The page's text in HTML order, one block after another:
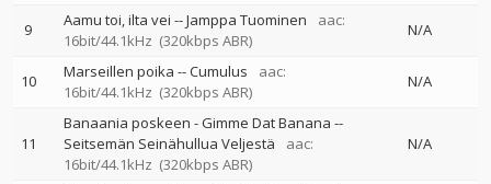
9 Aamu toi, ilta vei --Jamppa Tuominen
aac:
16bit/44.1kHz (320kbps ABR)
N/A
10 Marseillen poika --Cumulus
aac:
16bit/44.1kHz (320kbps ABR)
N/A
11
Banaania poskeen - Gimme Dat Banana --
Seitsemän Seinähullua Veljestä
aac:
16bit/44.1kHz (320kbps ABR)
N/A